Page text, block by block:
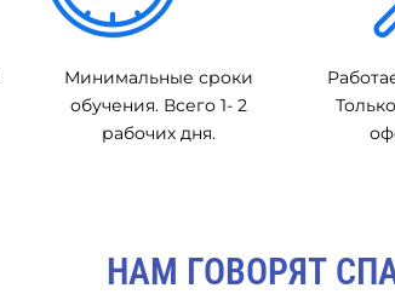
Минимальные сроки
обучения. Всего 1- 2
рабочих дня.
НАМ ГОВОРЯТ